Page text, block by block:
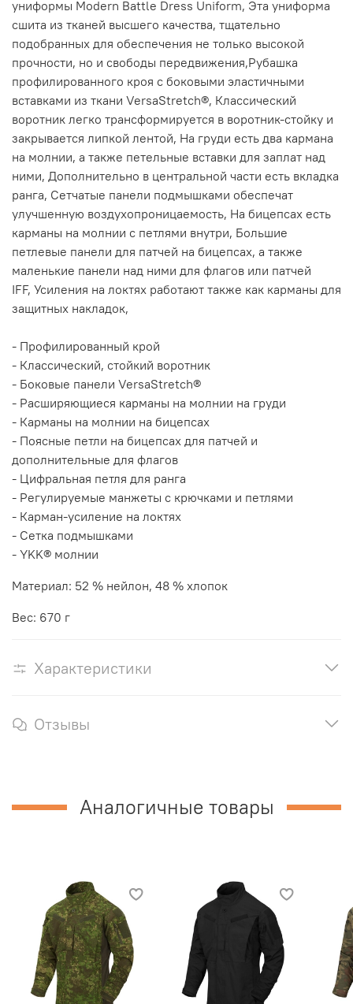
униформы Modern Battle Dress Uniform, Эта униформа
сшита из тканей высшего качества, тщательно
подобранных для обеспечения не только высокой
прочности, но и свободы передвижения,Рубашка
профилированного кроя с боковыми эластичными
вставками из ткани VersaStretch®, Классический
воротник легко трансформируется в воротник-стойку и
закрывается липкой лентой, На груди есть два кармана
на молнии, а также петельные вставки для заплат над
ними, Дополнительно в центральной части есть вкладка
ранга, Сетчатые панели подмышками обеспечат
улучшенную воздухопроницаемость, На бицепсах есть
карманы на молнии с петлями внутри, Большие
петлевые панели для патчей на бицепсах, а также
маленькие панели над ними для флагов или патчей
IFF, Усиления на локтях работают также как карманы для
защитных накладок,
- Профилированный крой
- Классический, стойкий воротник
- Боковые панели VersaStretch®
- Расширяющиеся карманы на молнии на груди
- Карманы на молнии на бицепсах
- Поясные петли на бицепсах для патчей и
дополнительные для флагов
- Цифральная петля для ранга
- Регулируемые манжеты с крючками и петлями
- Карман-усиление на локтях
- Сетка подмышками
- YKK® молнии
Материал: 52 % нейлон, 48 % хлопок
Вес: 670 г
Характеристики
Отзывы
Аналогичные товары